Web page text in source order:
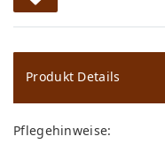
W
u
ns
ch
Produkt Details
Pflegehinweise: